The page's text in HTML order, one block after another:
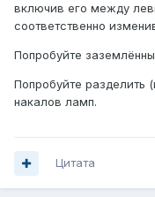
включив его между
соответственно
Попробуйте
Попробуйте разделить
накалов ламп.
Цитата